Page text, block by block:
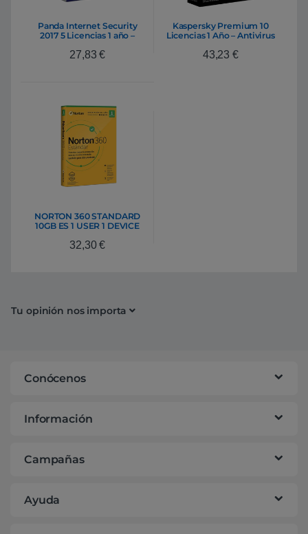
Panda Internet Security
2017 5 Licencias 1 año –
27,83€
Kaspersky Premium 10
Licencias 1 Año – Antivirus
43,23 €
NORTON 360 STANDARD
10GB ES 1 USER 1 DEVICE
32,30€
Tu opinión nos importa
Conócenos
Información
Campañas
Ayuda